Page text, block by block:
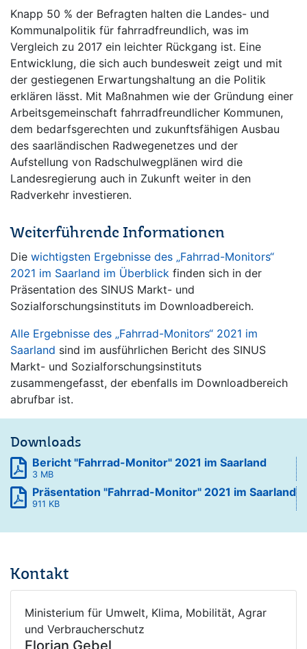
Knapp 50 % der Befragten halten die Landes- und
Kommunalpolitik für fahrradfreundlich, was im
Vergleich zu 2017 ein leichter Rückgang ist. Eine
Entwicklung, die sich auch bundesweit zeigt und mit
der gestiegenen Erwartungshaltung an die Politik
erklären lässt. Mit Maßnahmen wie der Gründung einer
Arbeitsgemeinschaft fahrradfreundlicher Kommunen,
dem bedarfsgerechten und zukunftsfähigen Ausbau
des saarländischen Radwegenetzes und der
Aufstellung von Radschulwegplänen wird die
Landesregierung auch in Zukunft weiter in den
Radverkehr investieren.
Weiterführende Informationen
Die wichtigsten Ergebnisse des „Fahrrad-Monitors“
2021 im Saarland im Überblick finden sich in der
Präsentation des SINUS Markt- und
Sozialforschungsinstituts im Downloadbereich.
Alle Ergebnisse des „Fahrrad-Monitors“ 2021 im
Saarland sind im ausführlichen Bericht des SINUS
Markt- und Sozialforschungsinstituts
zusammengefasst, der ebenfalls im Downloadbereich
abrufbar ist.
Downloads
Bericht "Fahrrad-Monitor" 2021 im Saarland
3 MB
Präsentation "Fahrrad-Monitor" 2021 im Saarland
911 KB
Kontakt
Ministerium für Umwelt, Klima, Mobilität, Agrar
und Verbraucherschutz
Florian Gebel